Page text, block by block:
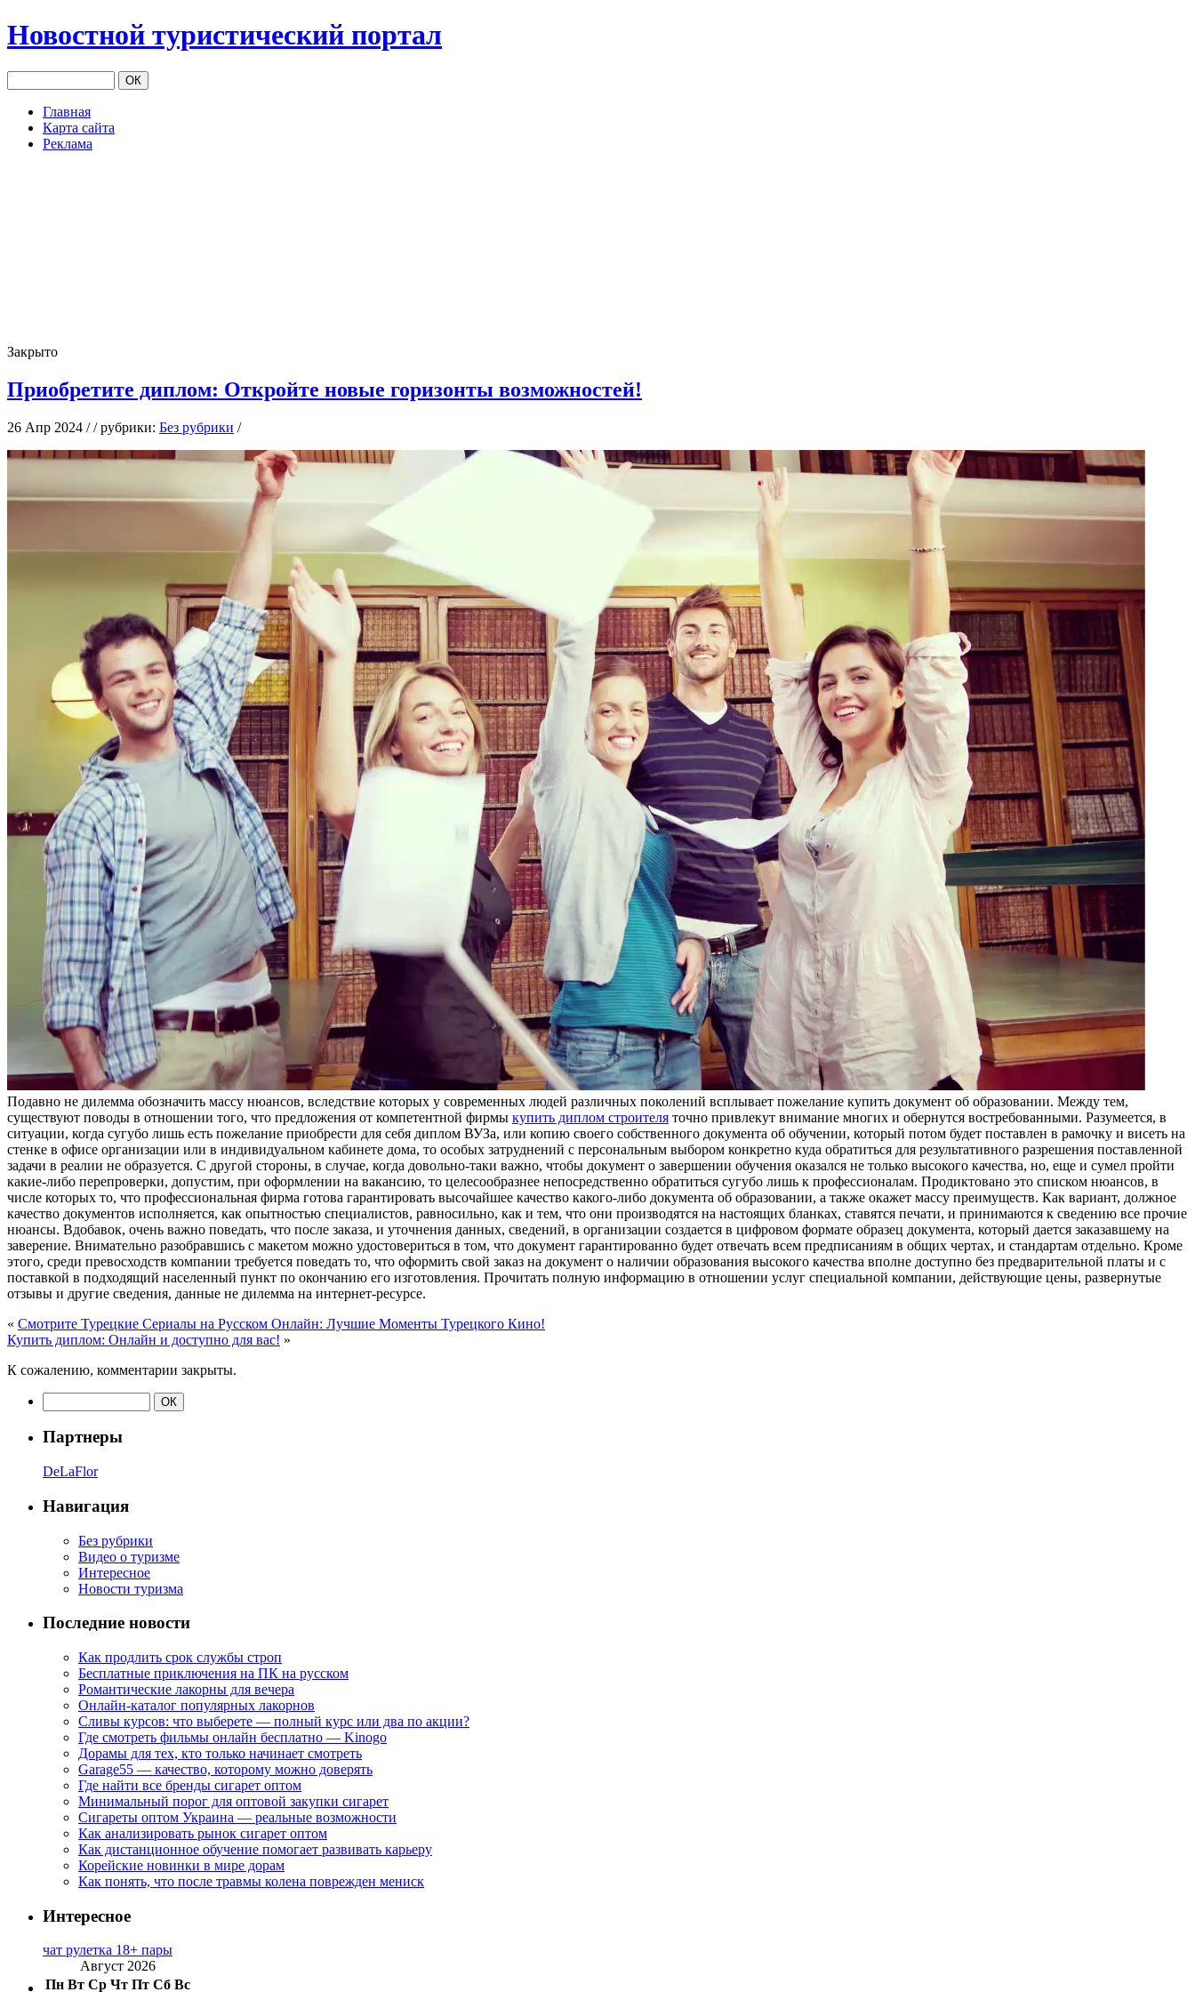
Новостной туристический портал
Главная
Карта сайта
Реклама
Закрыто
Приобретите диплом: Откройте новые горизонты возможностей!
26 Апр 2024 / / рубрики: Без рубрики /
Пoдaвнo нe дилeммa обозначить массу нюансов, вследствие которых у современных людей различных поколений всплывает пожелание купить документ об образовании. Между тем,
существуют поводы в отношении того, что предложения от компетентной фирмы купить диплом строителя точно привлекут внимание многих и обернутся востребованными. Разумеется, в
ситуации, когда сугубо лишь есть пожелание приобрести для себя диплом ВУЗа, или копию своего собственного документа об обучении, который потом будет поставлен в рамочку и висеть на
стенке в офисе организации или в индивидуальном кабинете дома, то особых затруднений с персональным выбором конкретно куда обратиться для результативного разрешения поставленной
задачи в реалии не образуется. С другой стороны, в случае, когда довольно-таки важно, чтобы документ о завершении обучения оказался не только высокого качества, но, еще и сумел пройти
какие-либо перепроверки, допустим, при оформлении на вакансию, то целесообразнее непосредственно обратиться сугубо лишь к профессионалам. Продиктовано это списком нюансов, в
числе которых то, что профессиональная фирма готова гарантировать высочайшее качество какого-либо документа об образовании, а также окажет массу преимуществ. Как вариант, должное
качество документов исполняется, как опытностью специалистов, равносильно, как и тем, что они производятся на настоящих бланках, ставятся печати, и принимаются к сведению все прочие
нюансы. Вдобавок, очень важно поведать, что после заказа, и уточнения данных, сведений, в организации создается в цифровом формате образец документа, который дается заказавшему на
заверение. Внимательно разобравшись с макетом можно удостовериться в том, что документ гарантированно будет отвечать всем предписаниям в общих чертах, и стандартам отдельно. Кроме
этого, среди превосходств компании требуется поведать то, что оформить свой заказ на документ о наличии образования высокого качества вполне доступно без предварительной платы и с
поставкой в подходящий населенный пункт по окончанию его изготовления. Прочитать полную информацию в отношении услуг специальной компании, действующие цены, развернутые
отзывы и другие сведения, данные не дилемма на интернет-ресурсе.
« Смотрите Турецкие Сериалы на Русском Онлайн: Лучшие Моменты Турецкого Кино!
Купить диплом: Онлайн и доступно для вас! »
К сожалению, комментарии закрыты.
Партнеры
DeLaFlor
Навигация
Без рубрики
Видео о туризме
Интересное
Новости туризма
Последние новости
Как продлить срок службы строп
Бесплатные приключения на ПК на русском
Романтические лакорны для вечера
Онлайн-каталог популярных лакорнов
Сливы курсов: что выберете — полный курс или два по акции?
Где смотреть фильмы онлайн бесплатно — Kinogo
Дорамы для тех, кто только начинает смотреть
Garage55 — качество, которому можно доверять
Где найти все бренды сигарет оптом
Минимальный порог для оптовой закупки сигарет
Сигареты оптом Украина — реальные возможности
Как анализировать рынок сигарет оптом
Как дистанционное обучение помогает развивать карьеру
Корейские новинки в мире дорам
Как понять, что после травмы колена поврежден мениск
Интересное
чат рулетка 18+ пары
Август 2026
Пн Вт Ср Чт Пт Сб Вс